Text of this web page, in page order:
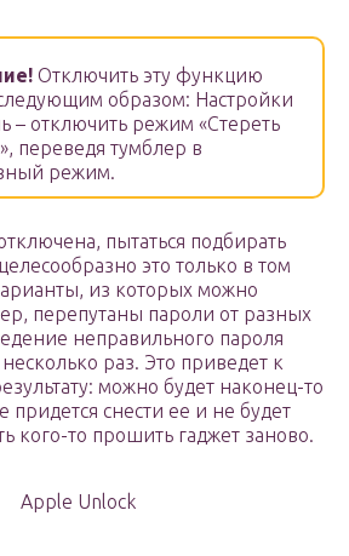
Отключить эту функцию
образом: Настройки
– отключить режим «Стереть
переведя тумблер в
режим.
пытаться подбирать
это только в том
из которых можно
перепутаны пароли от разных
неправильного пароля
раз. Это приведет к
можно будет наконец-то
придется снести ее и не будет
кого-то прошить гаджет заново.
Apple Unlock